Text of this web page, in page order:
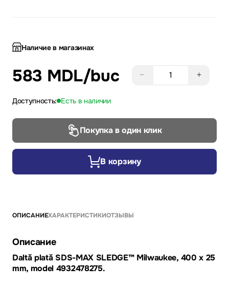
Наличие в магазинах
583 MDL/buc − +
Доступность: Есть в наличии
Покупка в один клик
В корзину
ОПИСАНИЕХАРАКТЕРИСТИКИОТЗЫВЫ
Описание
Daltă plată SDS-MAX SLEDGE™ Milwaukee, 400 x 25
mm, model 4932478275.